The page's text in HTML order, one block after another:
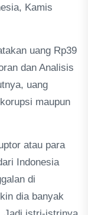
Kamis
uang Rp39
dan Analisis
uang
maupun
atau para
Indonesia
di
dia banyak